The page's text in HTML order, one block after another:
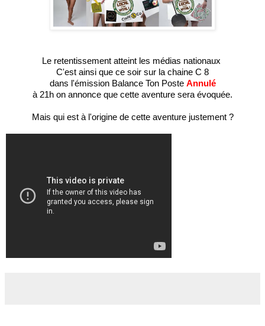
Le retentissement atteint les médias nationaux
C'est ainsi que ce soir sur la chaine C 8
dans l'émission Balance Ton Poste Annulé
à 21h on annonce que cette aventure sera évoquée.
Mais qui est à l'origine de cette aventure justement ?